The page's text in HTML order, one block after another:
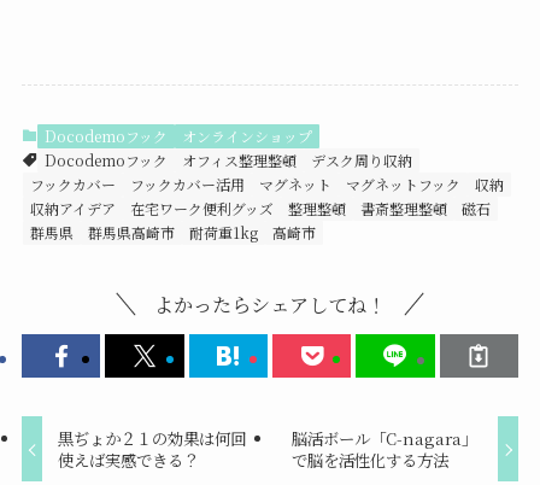
Docodemoフック
オンラインショップ
Docodemoフック
オフィス整理整頓
デスク周り収納
フックカバー
フックカバー活用 マグネット マグネットフック
収納
収納アイデア
在宅ワーク便利グッズ 整理整頓 書斎整理整頓
磁石
群馬県
群馬県高崎市 耐荷重1kg 高崎市
よかったらシェアしてね！
黒ぢょか２１の効果は何回
使えば実感できる？
脳活ボール「C-nagara」
で脳を活性化する方法